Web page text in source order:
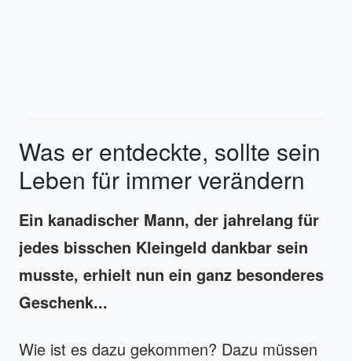
Was er entdeckte, sollte sein
Leben für immer verändern
Ein kanadischer Mann, der jahrelang für
jedes bisschen Kleingeld dankbar sein
musste, erhielt nun ein ganz besonderes
Geschenk...
Wie ist es dazu gekommen? Dazu müssen